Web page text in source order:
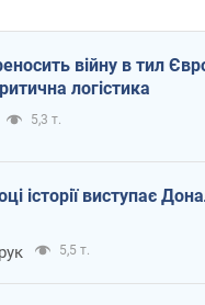
війну в тил
логістика
5,3 т.
історії виступає
5,5 т.